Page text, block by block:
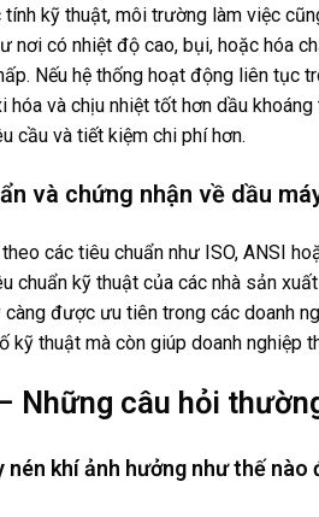
kỹ thuật, môi trường làm việc
nơi có nhiệt độ cao, bụi, hoặc hóa
Nếu hệ thống hoạt động liên tục
hóa và chịu nhiệt tốt hơn dầu
cầu và tiết kiệm chi phí hơn.
và chứng nhận về dầu
các tiêu chuẩn như ISO, ANSI
chuẩn kỹ thuật của các nhà sản
càng được ưu tiên trong các doanh
kỹ thuật mà còn giúp doanh nghiệp
Những câu hỏi
nén khí ảnh hưởng như thế